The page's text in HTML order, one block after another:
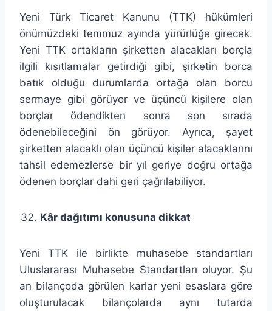
Yeni Türk Ticaret Kanunu (TTK) hükümleri
önümüzdeki temmuz ayında yürürlüğe girecek.
Yeni TTK ortakların şirketten alacakları borçla
ilgili kısıtlamalar getirdiği gibi, şirketin borca
batık olduğu durumlarda ortağa olan borcu
sermaye gibi görüyor ve üçüncü kişilere olan
borçlar ödendikten sonra son sırada
ödenebileceğini ön görüyor. Ayrıca, şayet
şirketten alacaklı olan üçüncü kişiler alacaklarını
tahsil edemezlerse bir yıl geriye doğru ortağa
ödenen borçlar dahi geri çağrılabiliyor.
Kâr dağıtımı konusuna dikkat
Yeni TTK ile birlikte muhasebe standartları
Uluslararası Muhasebe Standartları oluyor. Şu
an bilançoda görülen karlar yeni esaslara göre
oluşturulacak bilançolarda aynı tutarda